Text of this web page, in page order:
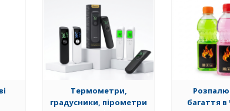
Термометри,
градусники, пірометри
багаття в